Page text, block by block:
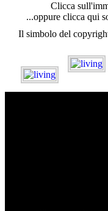
Clicca
...oppure clicca qui
Il simbolo del